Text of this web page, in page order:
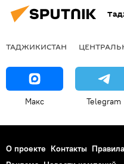
ТАДЖИКИСТАН
Макс Telegram
О проекте Контакты